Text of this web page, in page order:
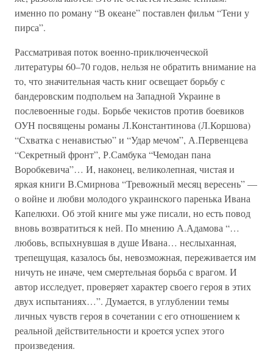
именно по роману “В океане” поставлен фильм “Тени у
пирса”.
Рассматривая поток военно-приключенческой
литературы 60–70 годов, нельзя не обратить внимание на
то, что значительная часть книг освещает борьбу с
бандеровским подпольем на Западной Украине в
послевоенные годы. Борьбе чекистов против боевиков
ОУН посвящены романы Л.Константинова (Л.Коршова)
“Схватка с ненавистью” и “Удар мечом”, А.Первенцева
“Секретный фронт”, Р.Самбука “Чемодан пана
Воробкевича”… И, наконец, великолепная, чистая и
яркая книги В.Смирнова “Тревожный месяц вересень” —
о войне и любви молодого украинского паренька Ивана
Капелюхи. Об этой книге мы уже писали, но есть повод
вновь возвратиться к ней. По мнению А.Адамова “…
любовь, вспыхнувшая в душе Ивана… неслыханная,
трепещущая, казалось бы, невозможная, переживается им
ничуть не иначе, чем смертельная борьба с врагом. И
автор исследует, проверяет характер своего героя в этих
двух испытаниях…”. Думается, в углублении темы
личных чувств героя в сочетании с его отношением к
реальной действительности и кроется успех этого
произведения.